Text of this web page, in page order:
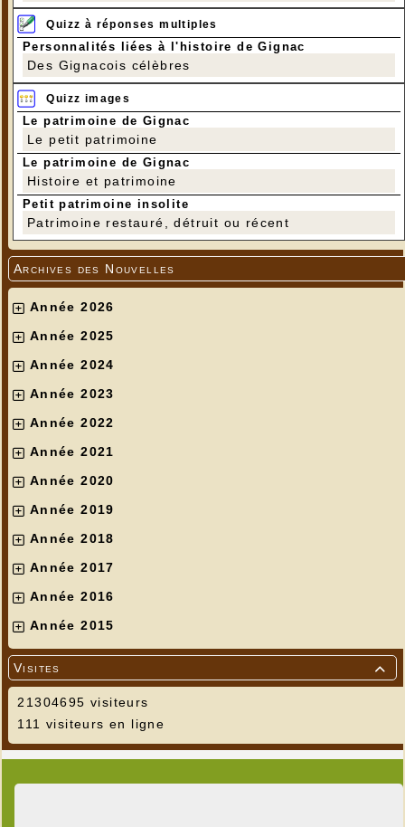
Quizz à réponses multiples
Personnalités liées à l'histoire de Gignac
Des Gignacois célèbres
Quizz images
Le patrimoine de Gignac
Le petit patrimoine
Le patrimoine de Gignac
Histoire et patrimoine
Petit patrimoine insolite
Patrimoine restauré, détruit ou récent
Archives des Nouvelles
Année 2026
Année 2025
Année 2024
Année 2023
Année 2022
Année 2021
Année 2020
Année 2019
Année 2018
Année 2017
Année 2016
Année 2015

Visites
21304695 visiteurs
111 visiteurs en ligne